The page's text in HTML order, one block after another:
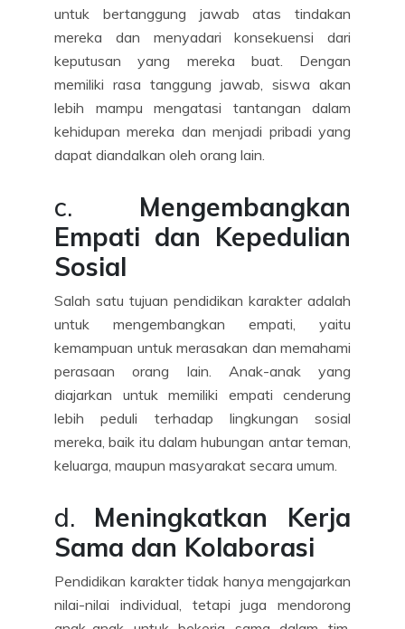
untuk bertanggung jawab atas tindakan
mereka dan menyadari konsekuensi dari
keputusan yang mereka buat. Dengan
memiliki rasa tanggung jawab, siswa akan
lebih mampu mengatasi tantangan dalam
kehidupan mereka dan menjadi pribadi yang
dapat diandalkan oleh orang lain.
c. Mengembangkan
Empati dan Kepedulian
Sosial
Salah satu tujuan pendidikan karakter adalah
untuk mengembangkan empati, yaitu
kemampuan untuk merasakan dan memahami
perasaan orang lain. Anak-anak yang
diajarkan untuk memiliki empati cenderung
lebih peduli terhadap lingkungan sosial
mereka, baik itu dalam hubungan antar teman,
keluarga, maupun masyarakat secara umum.
d. Meningkatkan Kerja
Sama dan Kolaborasi
Pendidikan karakter tidak hanya mengajarkan
nilai-nilai individual, tetapi juga mendorong